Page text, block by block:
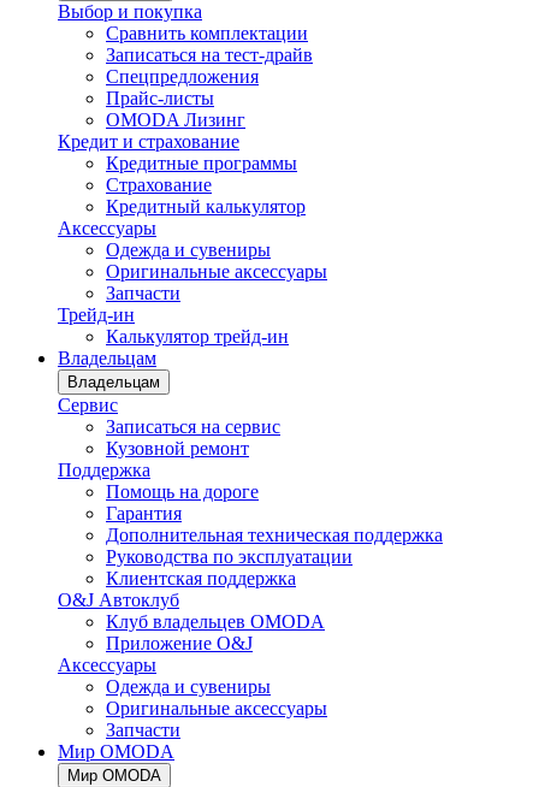
Выбор и покупка
Сравнить комплектации
Записаться на тест-драйв
Cпецпредложения
Прайс-листы
OMODA Лизинг
Кредит и страхование
Кредитные программы
Страхование
Кредитный калькулятор
Аксессуары
Одежда и сувениры
Оригинальные аксессуары
Запчасти
Трейд-ин
Калькулятор трейд-ин
Владельцам
Владельцам
Сервис
Записаться на сервис
Кузовной ремонт
Поддержка
Помощь на дороге
Гарантия
Дополнительная техническая поддержка
Руководства по эксплуатации
Клиентская поддержка
O&J Автоклуб
Клуб владельцев OMODA
Приложение O&J
Аксессуары
Одежда и сувениры
Оригинальные аксессуары
Запчасти
Мир OMODA
Мир OMODA